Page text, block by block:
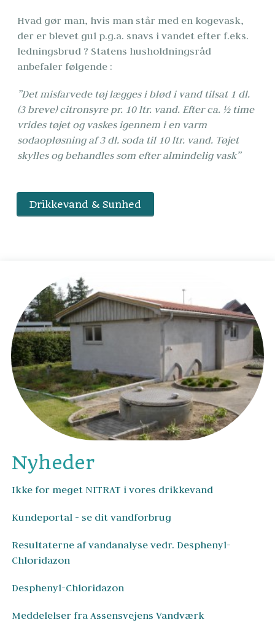
Hvad gør man, hvis man står med en kogevask,
der er blevet gul p.g.a. snavs i vandet efter f.eks.
ledningsbrud ? Statens husholdningsråd
anbefaler følgende :
”Det misfarvede tøj lægges i blød i vand tilsat 1 dl.
(3 breve) citronsyre pr. 10 ltr. vand. Efter ca. ½ time
vrides tøjet og vaskes igennem i en varm
sodaopløsning af 3 dl. soda til 10 ltr. vand. Tøjet
skylles og behandles som efter almindelig vask”
Drikkevand & Sunhed
Nyheder
Ikke for meget NITRAT i vores drikkevand
Kundeportal - se dit vandforbrug
Resultaterne af vandanalyse vedr. Desphenyl-
Chloridazon
Desphenyl-Chloridazon
Meddelelser fra Assensvejens Vandværk